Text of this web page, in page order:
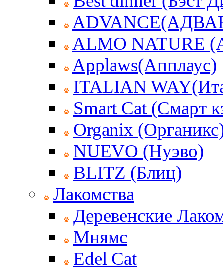
ALMO
Applaws(Апплаус)
ITALIAN
Smart Cat (Смарт
Organix
NUEVO (Нуэво)
BLITZ (Блиц)
Лакомства
Деревенские
Мнямс
Edel Cat